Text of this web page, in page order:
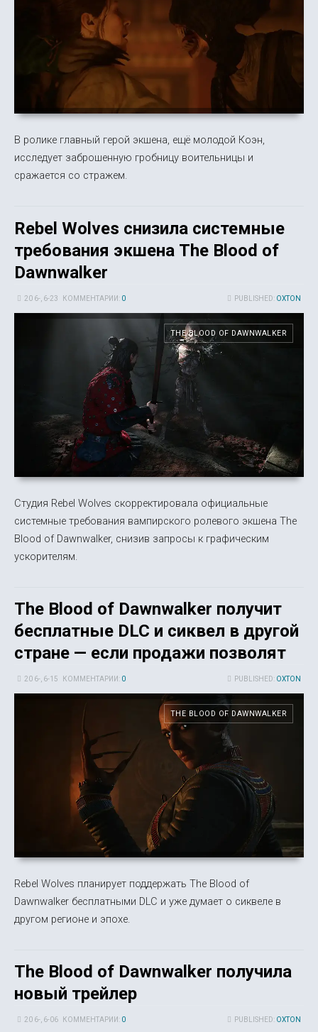
В ролике главный герой экшена, ещё молодой Коэн,
исследует заброшенную гробницу воительницы и
сражается со стражем.
Rebel Wolves снизила системные
требования экшена The Blood of
Dawnwalker
PUBLISHED: OXTON
20 6-, 6-23 КОММЕНТАРИИ: 0
THE BLOOD OF DAWNWALKER
Студия Rebel Wolves скорректировала официальные
системные требования вампирского ролевого экшена The
Blood of Dawnwalker, снизив запросы к графическим
ускорителям.
The Blood of Dawnwalker получит
бесплатные DLC и сиквел в другой
стране — если продажи позволят
PUBLISHED: OXTON
20 6-, 6-15 КОММЕНТАРИИ: 0
THE BLOOD OF DAWNWALKER
Rebel Wolves планирует поддержать The Blood of
Dawnwalker бесплатными DLC и уже думает о сиквеле в
другом регионе и эпохе.
The Blood of Dawnwalker получила
новый трейлер
PUBLISHED: OXTON
20 6-, 6-06 КОММЕНТАРИИ: 0